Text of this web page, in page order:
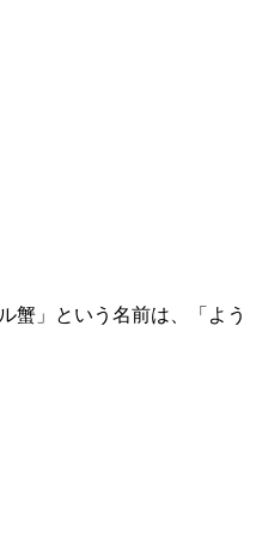
蟹」という名前は、「よう